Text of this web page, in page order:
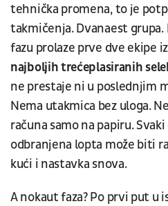
tehnička promena, to je
takmičenja. Dvanaest
fazu prolaze prve dve ekipe
najboljih trećeplasiranih
ne prestaje ni u poslednjim
Nema utakmica bez uloga.
računa samo na papiru.
odbranjena lopta može biti
kući i nastavka snova.
A nokaut faza? Po prvi put u